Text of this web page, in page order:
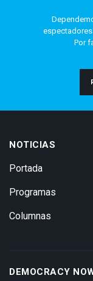
espectadores
Por
NOTICIAS
Portada
Programas
Columnas
DEMOCRACY